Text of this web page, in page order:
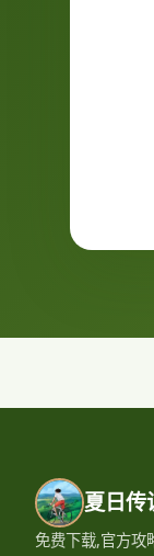
夏日传
免费下载,官方攻